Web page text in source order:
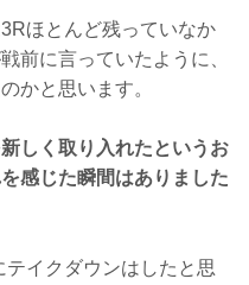
ほとんど残っていなか
前に言っていたように、
かと思います。
しく取り入れたというお
感じた瞬間はありました
イクダウンはしたと思